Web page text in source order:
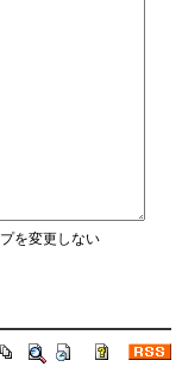
を変更しない